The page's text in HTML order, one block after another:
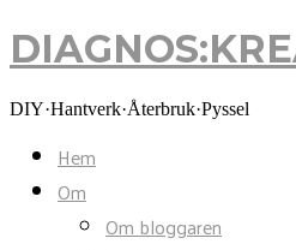
DIY·Hantverk·Återbruk·Pyssel
Hem
Om
Om bloggaren